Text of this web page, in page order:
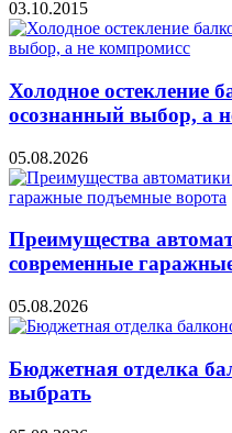
03.10.2015
Холодное остекление
осознанный выбор, а
05.08.2026
Преимущества
современные
05.08.2026
Бюджетная отделка
выбрать